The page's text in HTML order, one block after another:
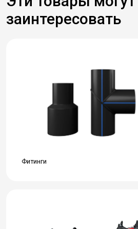
заинтересовать
Фитинги